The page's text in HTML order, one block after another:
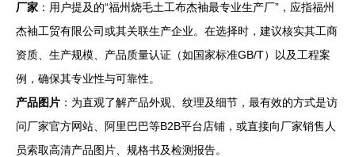
厂家 ：用户提及的“福州烧毛土工布杰袖最专业生产厂”，应指福州
杰袖工贸有限公司或其关联生产企业。在选择时，建议核实其工商
资质、生产规模、产品质量认证（如国家标准GB/T）以及工程案
例，确保其专业性与可靠性。
产品图片 ：为直观了解产品外观、纹理及细节，最有效的方式是访
问厂家官方网站、阿里巴巴等B2B平台店铺，或直接向厂家销售人
员索取高清产品图片、规格书及检测报告。